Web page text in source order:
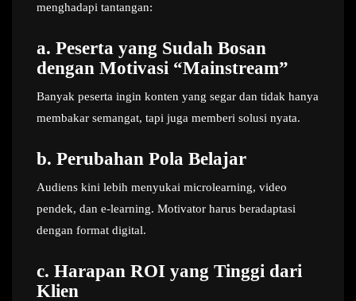
menghadapi tantangan:
a. Peserta yang Sudah Bosan
dengan Motivasi “Mainstream”
Banyak peserta ingin konten yang segar dan tidak hanya
membakar semangat, tapi juga memberi solusi nyata.
b. Perubahan Pola Belajar
Audiens kini lebih menyukai microlearning, video
pendek, dan e-learning. Motivator harus beradaptasi
dengan format digital.
c. Harapan ROI yang Tinggi dari
Klien